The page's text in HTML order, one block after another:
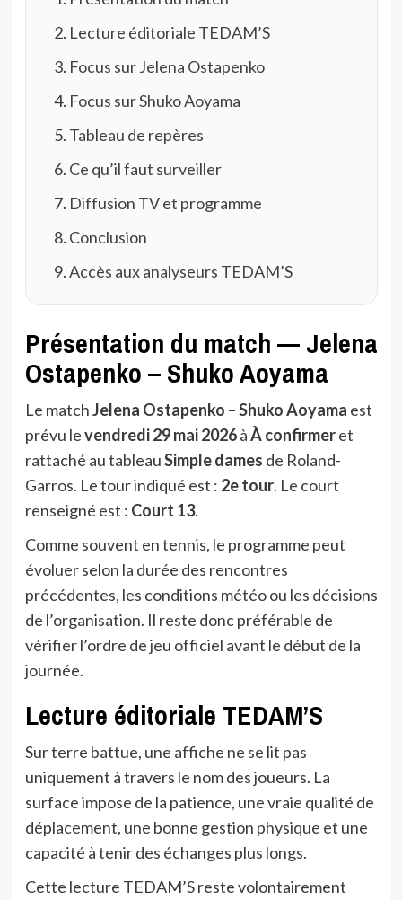
Lecture éditoriale TEDAM’S
Focus sur Jelena Ostapenko
Focus sur Shuko Aoyama
Tableau de repères
Ce qu’il faut surveiller
Diffusion TV et programme
Conclusion
Accès aux analyseurs TEDAM’S
Présentation du match — Jelena
Ostapenko – Shuko Aoyama
Le matchJelena Ostapenko – Shuko Aoyama est
prévu levendredi 29 mai 2026àÀ confirmeret
rattaché au tableauSimple dames de Roland-
Garros. Le tour indiqué est : 2e tour. Le court
renseigné est : Court 13.
Comme souvent en tennis, le programme peut
évoluer selon la durée des rencontres
précédentes, les conditions météo ou les décisions
de l’organisation. Il reste donc préférable de
vérifier l’ordre de jeu officiel avant le début de la
journée.
Lecture éditoriale TEDAM’S
Sur terre battue, une affiche ne se lit pas
uniquement à travers le nom des joueurs. La
surface impose de la patience, une vraie qualité de
déplacement, une bonne gestion physique et une
capacité à tenir des échanges plus longs.
Cette lecture TEDAM’S reste volontairement